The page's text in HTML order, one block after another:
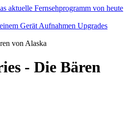
Gerät Aufnahmen Upgrades
- Die Bären